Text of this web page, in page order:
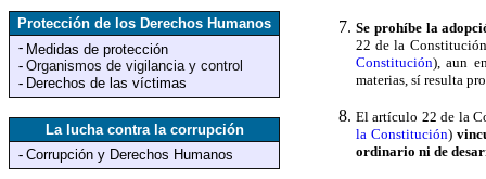
Protección de los Derechos Humanos
- Medidas de protección
- Organismos de vigilancia y control
- Derechos de las víctimas
La lucha contra la corrupción
- Corrupción y Derechos Humanos
Se prohíbe la
22 de la
Constitución), aun
materias, sí resulta
El artículo 22 de la
la Constitución)
ordinario ni de